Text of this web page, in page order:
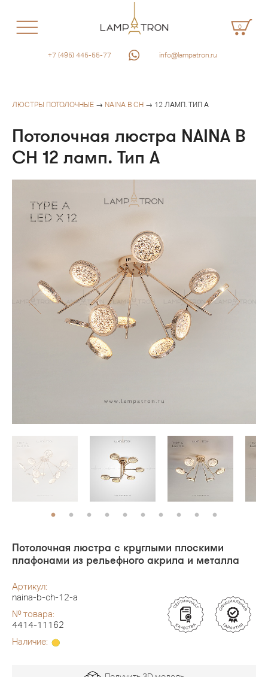
0
+7 (495) 445-55-77 info@lampatron.ru
ЛЮСТРЫ ПОТОЛОЧНЫЕ → NAINA B CH → 12 ЛАМП. ТИП A
Потолочная люстра NAINA B
CH 12 ламп. Тип A
Потолочная люстра с круглыми плоскими
плафонами из рельефного акрила и металла
Артикул:
naina-b-ch-12-a
№ товара:
4414-11162
Наличие: